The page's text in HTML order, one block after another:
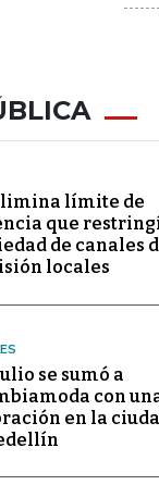
límite de
que
de canales
locales
se sumó a
con
en la